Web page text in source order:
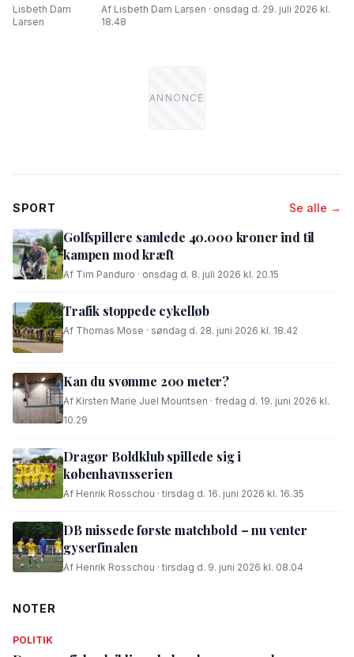
borgerforslag.
Lisbeth Dam
Larsen
·
Af Lisbeth Dam Larsen · onsdag d. 29. juli 2026 kl.
18.48
SPORT Se alle →
Golfspillere samlede 40.000 kroner ind til
kampen mod kræft
Af Tim Panduro · onsdag d. 8. juli 2026 kl. 20.15
Trafik stoppede cykelløb
Af Thomas Mose · søndag d. 28. juni 2026 kl. 18.42
Kan du svømme 200 meter?
Af Kirsten Marie Juel Mouritsen · fredag d. 19. juni 2026 kl.
10.29
Dragør Boldklub spillede sig i
københavnsserien
Af Henrik Rosschou · tirsdag d. 16. juni 2026 kl. 16.35
DB missede første matchbold – nu venter
gyserfinalen
Af Henrik Rosschou · tirsdag d. 9. juni 2026 kl. 08.04
NOTER
POLITIK